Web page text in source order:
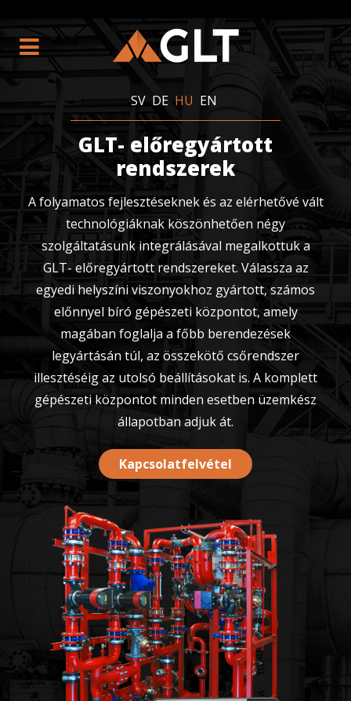
SV DE HU EN
GLT- előregyártott
rendszerek
A folyamatos fejlesztéseknek és az elérhetővé vált
technológiáknak köszönhetően négy
szolgáltatásunk integrálásával megalkottuk a
GLT- előregyártott rendszereket. Válassza az
egyedi helyszíni viszonyokhoz gyártott, számos
előnnyel bíró gépészeti központot, amely
magában foglalja a főbb berendezések
legyártásán túl, az összekötő csőrendszer
illesztéséig az utolsó beállításokat is. A komplett
gépészeti központot minden esetben üzemkész
állapotban adjuk át.
Kapcsolatfelvétel